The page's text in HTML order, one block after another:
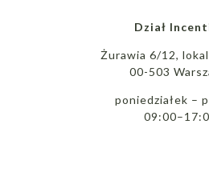
Dział
Żurawia 6/12,
00-503
poniedziałek –